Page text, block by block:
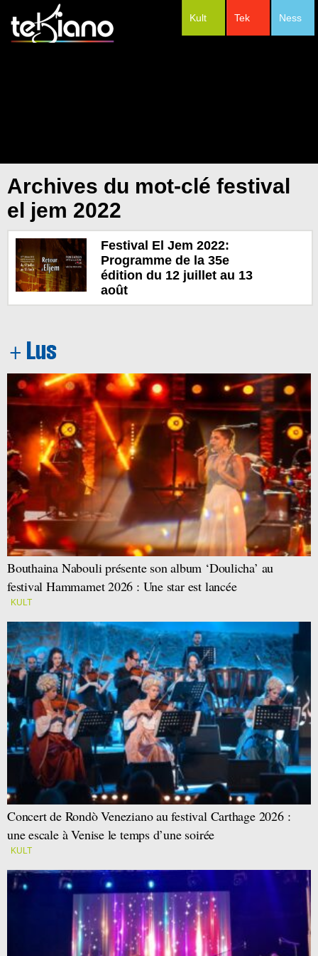
Ness
Tek
Kult
Archives du mot-clé festival
el jem 2022
Festival El Jem 2022:
Programme de la 35e
édition du 12 juillet au 13
août
Bouthaina Nabouli présente son album ‘Doulicha’ au
festival Hammamet 2026 : Une star est lancée
KULT
Concert de Rondò Veneziano au festival Carthage 2026 :
une escale à Venise le temps d’une soirée
KULT